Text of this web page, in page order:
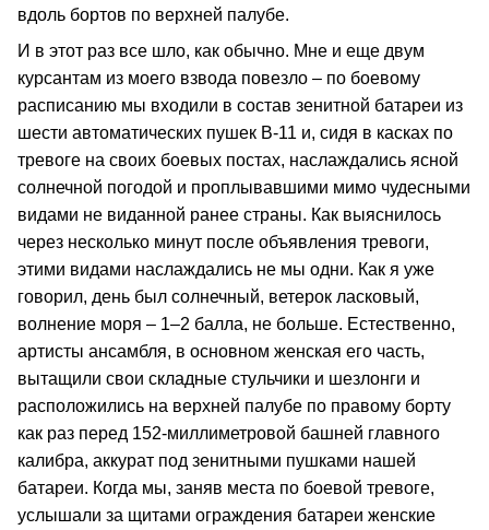
вдоль бортов по верхней палубе.
И в этот раз все шло, как обычно. Мне и еще двум
курсантам из моего взвода повезло – по боевому
расписанию мы входили в состав зенитной батареи из
шести автоматических пушек В-11 и, сидя в касках по
тревоге на своих боевых постах, наслаждались ясной
солнечной погодой и проплывавшими мимо чудесными
видами не виданной ранее страны. Как выяснилось
через несколько минут после объявления тревоги,
этими видами наслаждались не мы одни. Как я уже
говорил, день был солнечный, ветерок ласковый,
волнение моря – 1–2 балла, не больше. Естественно,
артисты ансамбля, в основном женская его часть,
вытащили свои складные стульчики и шезлонги и
расположились на верхней палубе по правому борту
как раз перед 152-миллиметровой башней главного
калибра, аккурат под зенитными пушками нашей
батареи. Когда мы, заняв места по боевой тревоге,
услышали за щитами ограждения батареи женские